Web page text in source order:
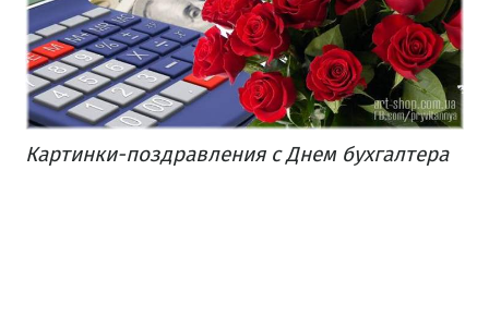
Картинки-поздравления с Днем бухгалтера